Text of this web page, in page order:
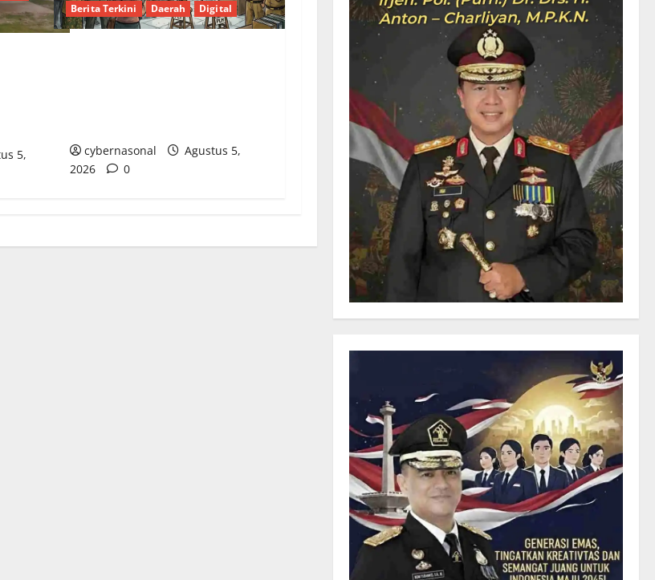
5,
Berita Terkini
Daerah Digital
cybernasonal
Agustus 5,
2026
0